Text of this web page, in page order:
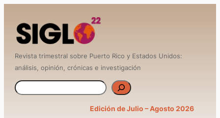
contenido
Revista trimestral sobre Puerto Rico y Estados Unidos:
análisis, opinión, crónicas e investigación
B
Edición de Julio – Agosto 2026